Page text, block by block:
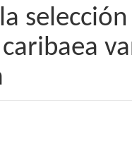
selección